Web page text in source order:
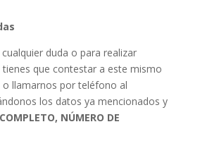
duda o para realizar
que contestar a este mismo
llamarnos por teléfono al
los datos ya mencionados y
NÚMERO DE